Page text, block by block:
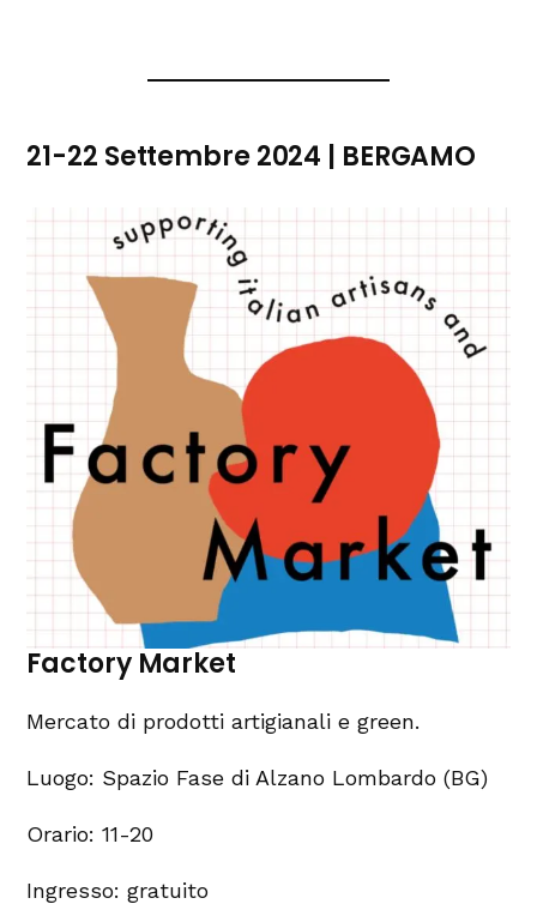
21-22 Settembre 2024 | BERGAMO
Factory Market
Mercato di prodotti artigianali e green.
Luogo: Spazio Fase di Alzano Lombardo (BG)
Orario: 11-20
Ingresso: gratuito